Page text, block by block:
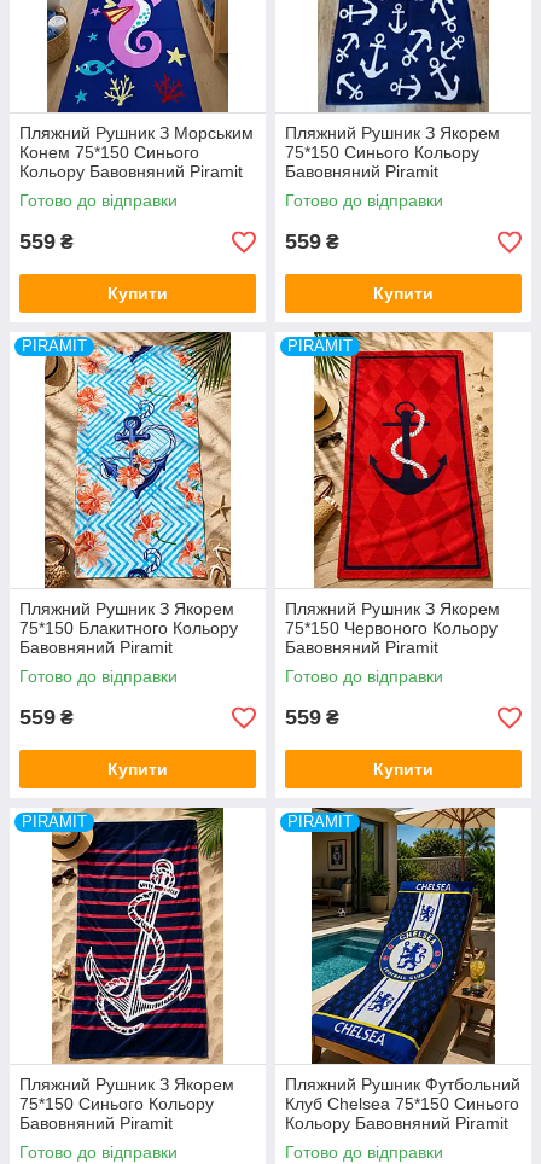
Пляжний Рушник З Морським
Конем 75*150 Синього
Кольору Бавовняний Piramit
Туреччина
Готово до відправки
559 ₴
Купити
Пляжний Рушник З Якорем
75*150 Синього Кольору
Бавовняний Piramit
Туреччина
Готово до відправки
559 ₴
Купити
PIRAMIT
Пляжний Рушник З Якорем
75*150 Блакитного Кольору
Бавовняний Piramit
Туреччина
Готово до відправки
559 ₴
Купити
PIRAMIT
Пляжний Рушник З Якорем
75*150 Червоного Кольору
Бавовняний Piramit
Туреччина
Готово до відправки
559 ₴
Купити
PIRAMIT
Пляжний Рушник З Якорем
75*150 Синього Кольору
Бавовняний Piramit
Туреччина
Готово до відправки
PIRAMIT
Пляжний Рушник Футбольний
Клуб Chelsea 75*150 Синього
Кольору Бавовняний Piramit
Туреччина
Готово до відправки